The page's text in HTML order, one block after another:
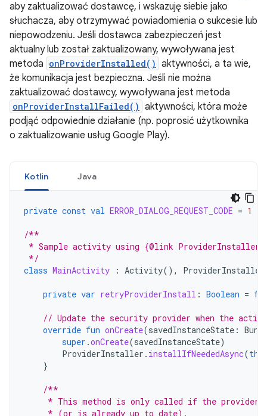
aby zaktualizować dostawcę, i wskazuję siebie jako
słuchacza, aby otrzymywać powiadomienia o sukcesie lub
niepowodzeniu. Jeśli dostawca zabezpieczeń jest
aktualny lub został zaktualizowany, wywoływana jest
metoda onProviderInstalled() aktywności, a ta wie,
że komunikacja jest bezpieczna. Jeśli nie można
zaktualizować dostawcy, wywoływana jest metoda
onProviderInstallFailed() aktywności, która może
podjąć odpowiednie działanie (np. poprosić użytkownika
o zaktualizowanie usług Google Play).
Kotlin Java
private const val ERROR_DIALOG_REQUEST_CODE = 1
/**
* Sample activity using {@link
*/
class MainActivity : Activity(), ProviderInstaller
private var retryProviderInstall : Boolean =
// Update the security provider when the
override fun onCreate(savedInstanceState :
super .onCreate(savedInstanceState)
ProviderInstaller . installIfNeededAsync(
}
/**
* This method is only called if the provider
     * (or is already up to date).